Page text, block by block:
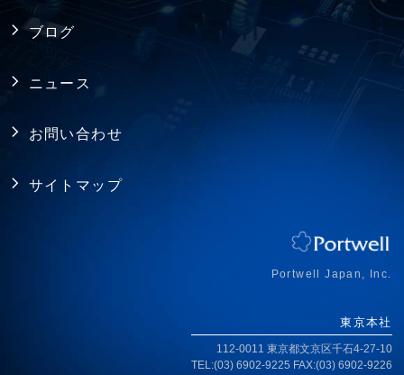
バックプレーン
ジャパンプレミアム
ファクトリーオートメーション
採用情報
ISO認証取得
ブログ
ニュース
お問い合わせ
サイトマップ
Portwell Japan, Inc.
東京本社
112-0011 東京都文京区千石4-27-10
TEL:(03) 6902-9225 FAX:(03) 6902-9226